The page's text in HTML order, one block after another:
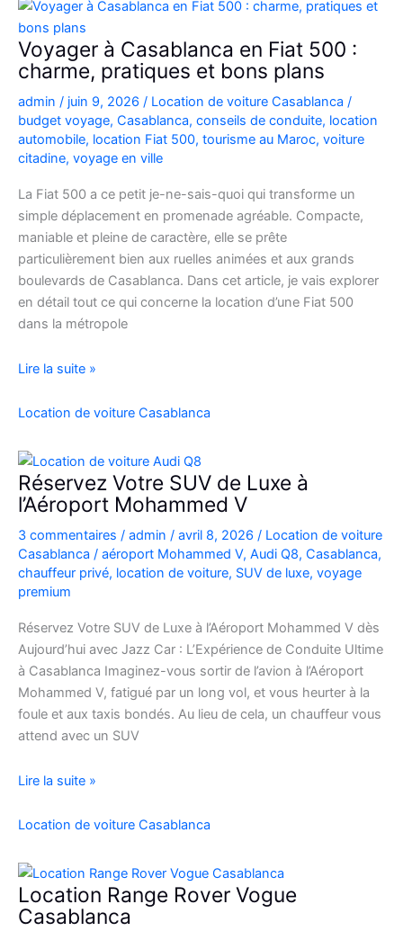
Picanto
à
Casablanca
vos
déplacements
Voyager à Casablanca en Fiat 500 :
charme, pratiques et bons plans
admin / juin 9, 2026 / Location de voiture Casablanca /
budget voyage, Casablanca, conseils de conduite, location
automobile, location Fiat 500, tourisme au Maroc, voiture
citadine, voyage en ville
La Fiat 500 a ce petit je-ne-sais-quoi qui transforme un
simple déplacement en promenade agréable. Compacte,
maniable et pleine de caractère, elle se prête
particulièrement bien aux ruelles animées et aux grands
boulevards de Casablanca. Dans cet article, je vais explorer
en détail tout ce qui concerne la location d’une Fiat 500
dans la métropole
Voyager
Casablanca
Fiat
500
:
pratiques
et
bons
Lire la suite »
Location de voiture Casablanca
Réservez Votre SUV de Luxe à
l’Aéroport Mohammed V
3 commentaires / admin / avril 8, 2026 / Location de voiture
Casablanca / aéroport Mohammed V, Audi Q8, Casablanca,
chauffeur privé, location de voiture, SUV de luxe, voyage
premium
Réservez Votre SUV de Luxe à l’Aéroport Mohammed V dès
Aujourd’hui avec Jazz Car : L’Expérience de Conduite Ultime
à Casablanca Imaginez-vous sortir de l’avion à l’Aéroport
Mohammed V, fatigué par un long vol, et vous heurter à la
foule et aux taxis bondés. Au lieu de cela, un chauffeur vous
attend avec un SUV
Réservez
SUV
Luxe
à
l’Aéroport
Lire la suite »
Location de voiture Casablanca
Location Range Rover Vogue
Casablanca